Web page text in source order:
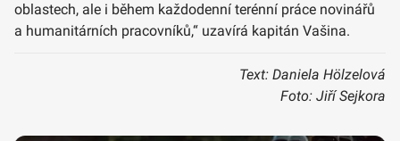
oblastech, ale i během každodenní terénní práce novinářů
a humanitárních pracovníků,“ uzavírá kapitán Vašina.
Text: Daniela Hölzelová
Foto: Jiří Sejkora